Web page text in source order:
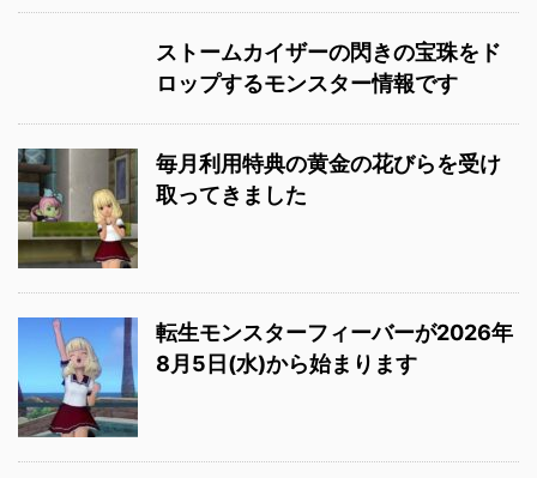
ストームカイザーの閃きの宝珠をド
ロップするモンスター情報です
毎月利用特典の黄金の花びらを受け
取ってきました
転生モンスターフィーバーが2026年
8月5日(水)から始まります